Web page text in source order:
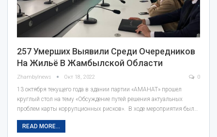
257 Умерших Выявили Среди Очередников
На Жильё В Жамбылской Области
Zhambylnews Окт 18, 2022 0
13 октября текущего года в здании партии «АМАНАТ» прошел
круглый стол на тему «Обсуждение путей решения актуальных
проблем карты коррупционных рисков». В ходе мероприятия был…
READ MORE...